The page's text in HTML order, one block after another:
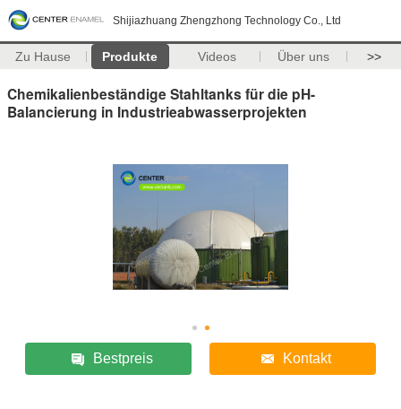
Shijiazhuang Zhengzhong Technology Co., Ltd
Zu Hause Produkte Videos Über uns >>
Chemikalienbeständige Stahltanks für die pH-
Balancierung in Industrieabwasserprojekten
Bestpreis Kontakt